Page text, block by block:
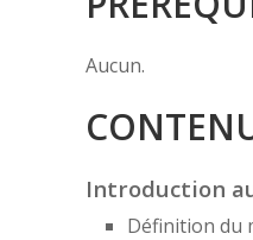
Aucun.
Introduction
Définition du